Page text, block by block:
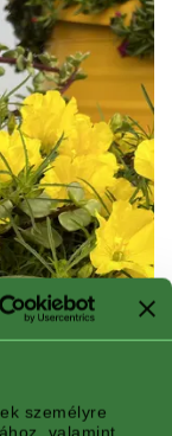
személyre
valamint